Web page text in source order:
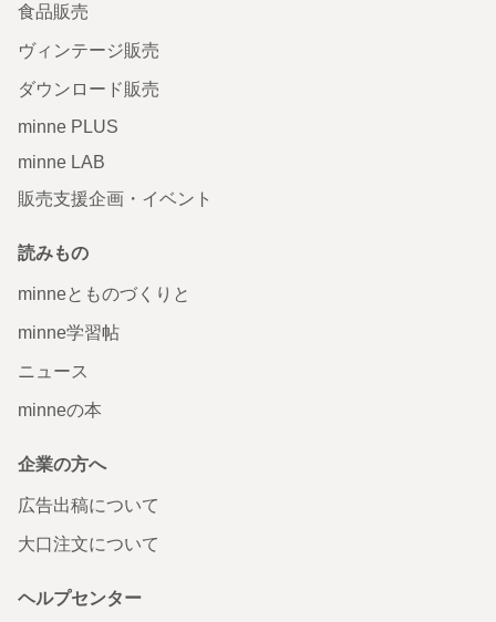
食品販売
ヴィンテージ販売
ダウンロード販売
minne PLUS
minne LAB
販売支援企画・イベント
読みもの
minneとものづくりと
minne学習帖
ニュース
minneの本
企業の方へ
広告出稿について
大口注文について
ヘルプセンター